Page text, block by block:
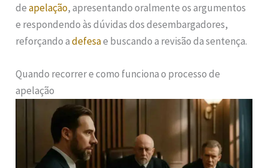
deapelação, apresentando oralmente os argumentos
e respondendo às dúvidas dos desembargadores,
reforçando adefesae buscando a revisão da sentença.
Quando recorrer e como funciona o processo de
apelação